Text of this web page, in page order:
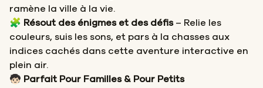
ramène la ville à la vie.
🧩 Résout des énigmes et des défis– Relie les
couleurs, suis les sons, et pars à la chasses aux
indices cachés dans cette aventure interactive en
plein air.
🧒🏻 Parfait Pour Familles & Pour Petits